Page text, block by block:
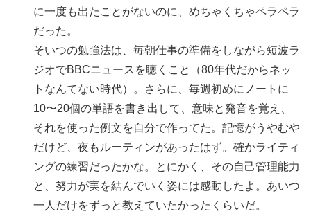
に一度も出たことがないのに、めちゃくちゃペラペラ
だった。
そいつの勉強法は、毎朝仕事の準備をしながら短波ラ
ジオでBBCニュースを聴くこと（80年代だからネッ
トなんてない時代）。さらに、毎週初めにノートに
10〜20個の単語を書き出して、意味と発音を覚え、
それを使った例文を自分で作ってた。記憶がうやむや
だけど、夜もルーティンがあったはず。確かライティ
ングの練習だったかな。とにかく、その自己管理能力
と、努力が実を結んでいく姿には感動したよ。あいつ
一人だけをずっと教えていたかったくらいだ。